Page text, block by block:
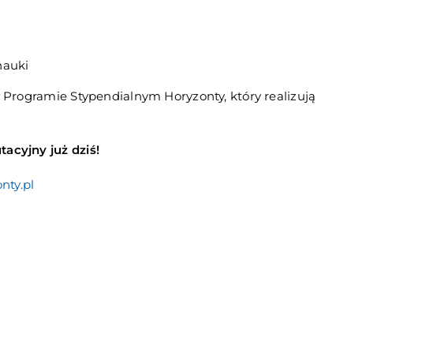
Stypendialnym Horyzonty, który realizują
już dziś!